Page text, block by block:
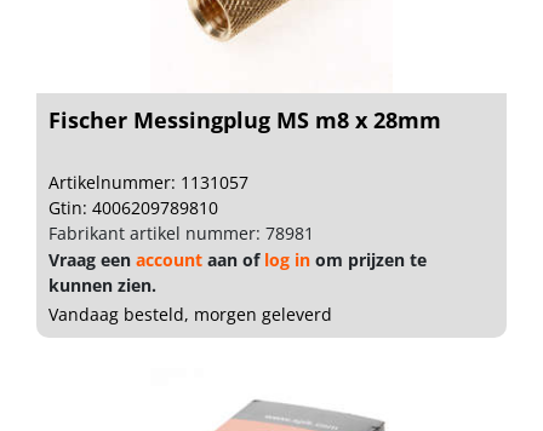
Fischer Messingplug MS m8 x 28mm
Artikelnummer: 1131057
Gtin: 4006209789810
Fabrikant artikel nummer: 78981
Vraag een account aan of log in om prijzen te
kunnen zien.
Vandaag besteld, morgen geleverd